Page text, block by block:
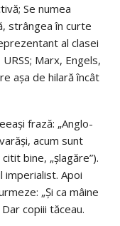
Se numea
strângea în curte
al clasei
Marx, Engels,
aşa de hilară încât
frază: „Anglo-
acum sunt
bine, „şlagăre”).
imperialist. Apoi
„Şi ca mâine
copiii tăceau.